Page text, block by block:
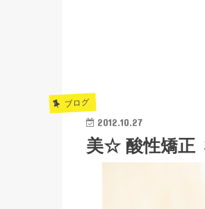
ブログ
2012.10.27
美☆ 酸性矯正